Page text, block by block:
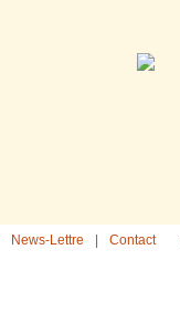
News-Lettre Contact